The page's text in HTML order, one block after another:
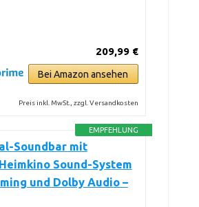
209,99 €
Bei Amazon ansehen
Preis inkl. MwSt., zzgl. Versandkosten
EMPFEHLUNG
Soundbar mit
Sound-System
und Dolby Audio –